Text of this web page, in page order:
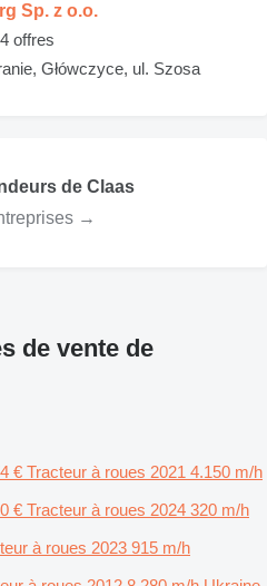
Sp. z o.o.
offres
Główczyce, ul. Szosa
de Claas
→
de vente de
€ Tracteur à roues 2021 4.150 m/h
€ Tracteur à roues 2024 320 m/h
à roues 2023 915 m/h